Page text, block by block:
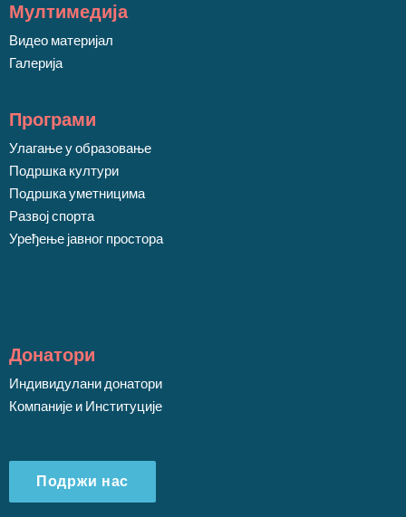
Мултимедија
Видео материјал
Галерија
Програми
Улагање у образовање
Подршка култури
Подршка уметницима
Развој спорта
Уређење јавног простора
Донатори
Индивидулани донатори
Компаније и Институције
Подржи нас